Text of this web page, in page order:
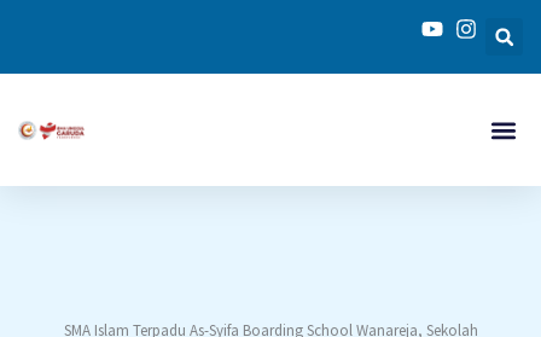
SMA Islam Terpadu As-Syifa Boarding School Wanareja, Sekolah